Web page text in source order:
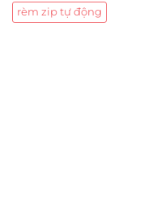
rèm zip tự động